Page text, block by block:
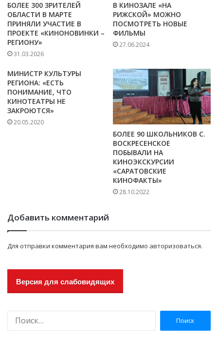
БОЛЕЕ 300 ЗРИТЕЛЕЙ
ОБЛАСТИ В МАРТЕ
ПРИНЯЛИ УЧАСТИЕ В
ПРОЕКТЕ «КИНОНОВИНКИ –
РЕГИОНУ»
31.03.2026
В КИНОЗАЛЕ «НА
РИЖСКОЙ» МОЖНО
ПОСМОТРЕТЬ НОВЫЕ
ФИЛЬМЫ
27.06.2024
МИНИСТР КУЛЬТУРЫ
РЕГИОНА: «ЕСТЬ
ПОНИМАНИЕ, ЧТО
КИНОТЕАТРЫ НЕ
ЗАКРОЮТСЯ»
20.05.2020
БОЛЕЕ 90 ШКОЛЬНИКОВ С.
ВОСКРЕСЕНСКОЕ
ПОБЫВАЛИ НА
КИНОЭКСКУРСИИ
«САРАТОВСКИЕ
КИНОФАКТЫ»
28.10.2022
Добавить комментарий
Для отправки комментария вам необходимо авторизоваться.
Версия для слабовидящих